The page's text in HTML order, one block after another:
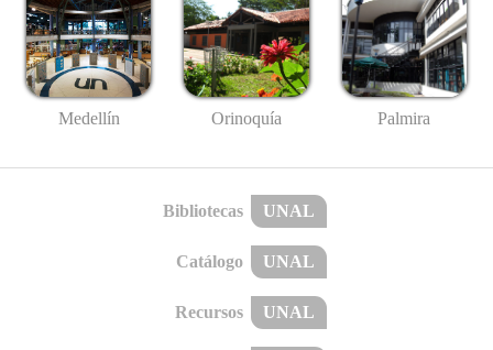
Medellín Orinoquía Palmira
Bibliotecas UNAL
Catálogo UNAL
Recursos UNAL